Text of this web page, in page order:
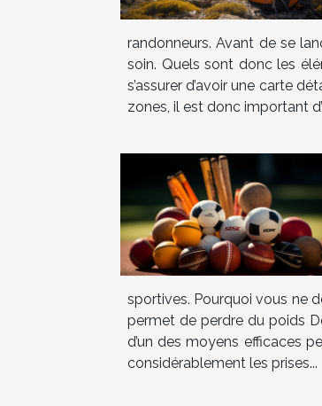
randonneurs. Avant de se
soin. Quels sont donc les
s’assurer d’avoir une carte
zones, il est donc important
sportives. Pourquoi vous ne
permet de perdre du poids
d’un des moyens efficaces
considérablement les prises...